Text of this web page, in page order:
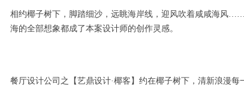
相约椰子树下，脚踏细沙，远眺海岸线，迎风吹着咸咸海风……
海的全部想象都成了本案设计师的创作灵感。
餐厅设计公司之 【艺鼎设计·椰客】约在椰子树下，清新浪漫每